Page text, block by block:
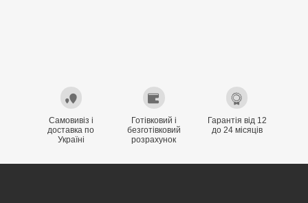
Самовивіз і
доставка по
Україні
Готівковий і
безготівковий
розрахунок
Гарантія від 12
до 24 місяців